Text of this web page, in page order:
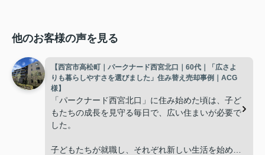
他のお客様の声を見る
【西宮市高松町｜パークナード西宮北口｜60代｜「広さよ
りも暮らしやすさを選びました」住み替え売却事例｜ACG
様】
「パークナード西宮北口」に住み始めた頃は、子ど
もたちの成長を見守る毎日で、広い住まいが必要で
した。
子どもたちが就職し、それぞれ新しい生活を始める